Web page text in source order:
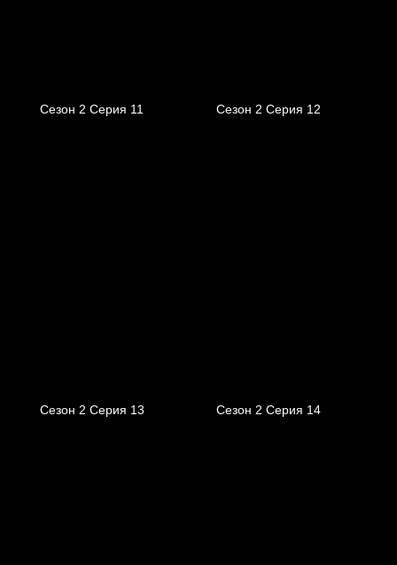
Сезон 2 Серия 11 Сезон 2 Серия 12
Сезон 2 Серия 13 Сезон 2 Серия 14